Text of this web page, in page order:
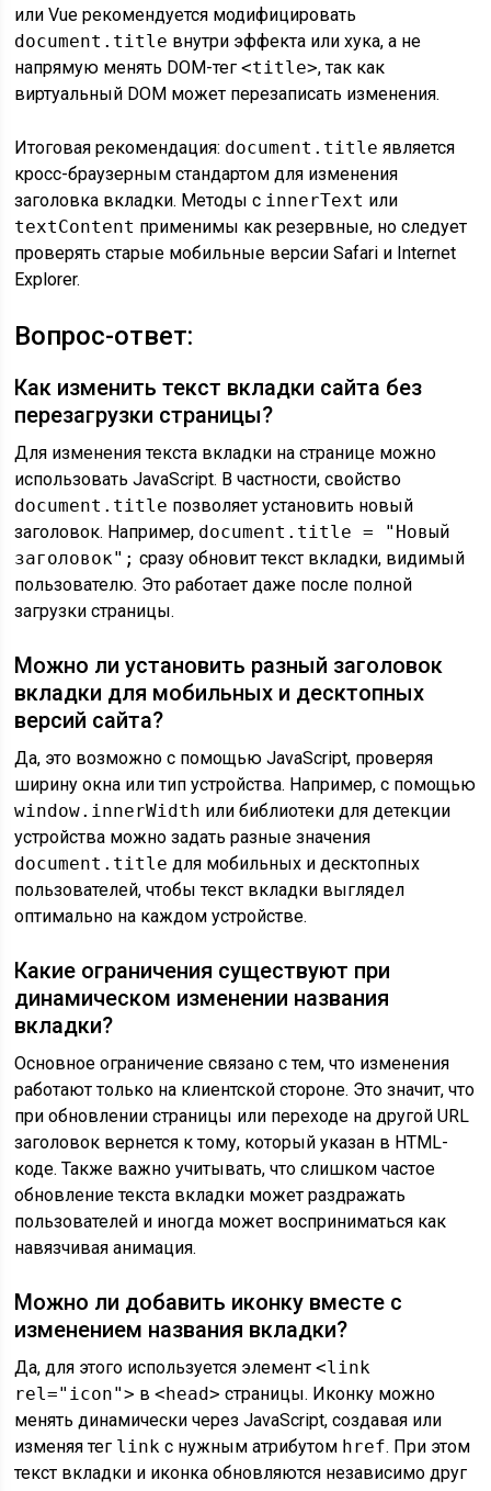
или Vue рекомендуется модифицировать
document.title внутри эффекта или хука, а не
напрямую менять DOM-тег<title>, так как
виртуальный DOM может перезаписать изменения.
Итоговая рекомендация: document.title является
кросс-браузерным стандартом для изменения
заголовка вкладки. Методы с innerText или
textContent применимы как резервные, но следует
проверять старые мобильные версии Safari и Internet
Explorer.
Вопрос-ответ:
Как изменить текст вкладки сайта без
перезагрузки страницы?
Для изменения текста вкладки на странице можно
использовать JavaScript. В частности, свойство
document.title позволяет установить новый
заголовок. Например, document.title = "Новый
заголовок"; сразу обновит текст вкладки, видимый
пользователю. Это работает даже после полной
загрузки страницы.
Можно ли установить разный заголовок
вкладки для мобильных и десктопных
версий сайта?
Да, это возможно с помощью JavaScript, проверяя
ширину окна или тип устройства. Например, с помощью
window.innerWidth или библиотеки для детекции
устройства можно задать разные значения
document.title для мобильных и десктопных
пользователей, чтобы текст вкладки выглядел
оптимально на каждом устройстве.
Какие ограничения существуют при
динамическом изменении названия
вкладки?
Основное ограничение связано с тем, что изменения
работают только на клиентской стороне. Это значит, что
при обновлении страницы или переходе на другой URL
заголовок вернется к тому, который указан в HTML-
коде. Также важно учитывать, что слишком частое
обновление текста вкладки может раздражать
пользователей и иногда может восприниматься как
навязчивая анимация.
Можно ли добавить иконку вместе с
изменением названия вкладки?
Да, для этого используется элемент<link
rel="icon"> в<head> страницы. Иконку можно
менять динамически через JavaScript, создавая или
изменяя тег link с нужным атрибутом href. При этом
текст вкладки и иконка обновляются независимо друг